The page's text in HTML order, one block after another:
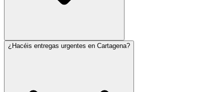
¿Hacéis entregas urgentes en Cartagena?